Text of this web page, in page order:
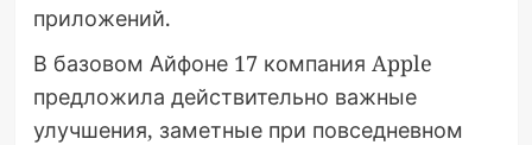
приложений.
В базовом Айфоне 17 компания Apple
предложила действительно важные
улучшения, заметные при повседневном